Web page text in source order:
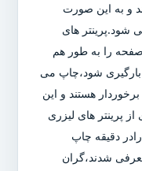
و به این صورت
شود.پرینتر های
صفحه را به طور هم
شود،چاپ می
هستند و این
پرینتر های لیزری
18 صفحه تا 45 صفحه رادر دقیقه چاپ
شدند،گران